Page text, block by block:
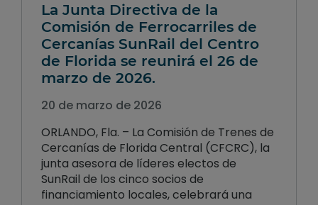
La Junta Directiva de la
Comisión de Ferrocarriles de
Cercanías SunRail del Centro
de Florida se reunirá el 26 de
marzo de 2026.
20 de marzo de 2026
ORLANDO, Fla. – La Comisión de Trenes de
Cercanías de Florida Central (CFCRC), la
junta asesora de líderes electos de
SunRail de los cinco socios de
financiamiento locales, celebrará una